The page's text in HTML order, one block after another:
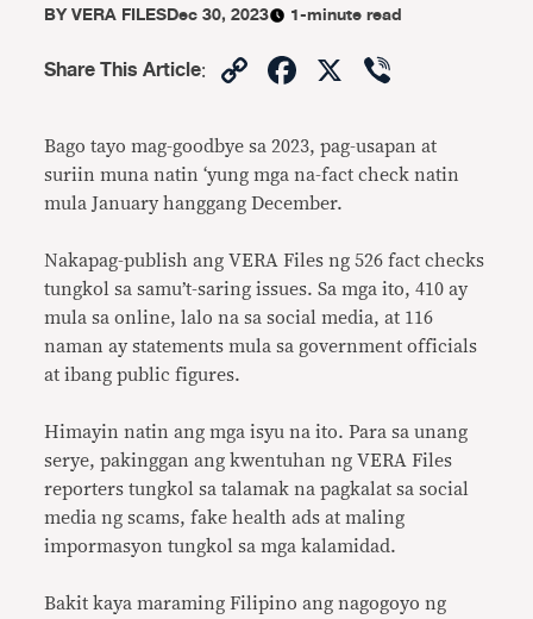
BYVERA FILESDec 30, 2023 1-minute read
Share This Article: CopyFacebook
X
Bago tayo mag-goodbye sa 2023, pag-usapan at
suriin muna natin ‘yung mga na-fact check natin
mula January hanggang December.
Nakapag-publish ang VERA Files ng 526 fact checks
tungkol sa samu’t-saring issues. Sa mga ito, 410 ay
mula sa online, lalo na sa social media, at 116
naman ay statements mula sa government officials
at ibang public figures.
Himayin natin ang mga isyu na ito. Para sa unang
serye, pakinggan ang kwentuhan ng VERA Files
reporters tungkol sa talamak na pagkalat sa social
media ng scams, fake health ads at maling
impormasyon tungkol sa mga kalamidad.
Bakit kaya maraming Filipino ang nagogoyo ng